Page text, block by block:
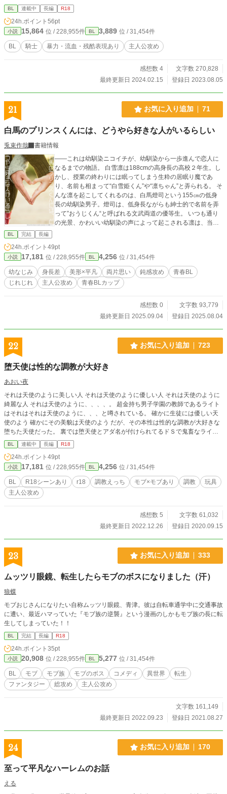
ん。時間があれば更新していこうと思います。 毎日更新ができればいいのです
が、なるべくがんばります。お見守りいただけたらうれしいです。
BL 連載中 長編 R18
24h.ポイント 56pt
小説 15,864 位 / 228,955件 BL 3,889 位 / 31,454件
BL 騎士 暴力・流血・残酷表現あり 主人公攻め
感想数 4
文字数 270,828
最終更新日 2024.02.15
登録日 2023.08.05
21 お気に入り追加 71
白馬のプリンスくんには、どうやら好きな人がいるらしい
兎束作哉
書籍情報
――これは幼馴染ニコイチが、幼馴染から一歩進んで恋人に
なるまでの物語。 白雪凛は188cmの高身長の高校２年生。し
かし、授業の終わりには眠ってしまう生粋の居眠り魔であ
り、名前も相まって“白雪姫くん”や“凛ちゃん”と弄られる。 そ
んな凛を起こしてくれるのは、白馬燈司という155㎝の低身
長の幼馴染男子。燈司は、低身長ながらも紳士的で名前を弄
って”おうじくん“と呼ばれる文武両道の優等生。 いつも通り
の光景、かわいい幼馴染の声によって起こされる凛は、当た
っているのは自分だと自負していた。 だが、ある日、いつも
のように授業終わりに起こされた凛は、燈司の言葉に耳を疑
うことになる。 「俺、恋人ができたんだ」 そう告白した燈司
に凛は唖然。 いつもの光景、秘密もないニコイチの関係、よ
く知っているはずの幼馴染に恋人が!? 動揺する凛に追い打
ら、デート練習の相手になってほしい」と頼み込んでき
BL 完結 長編
24h.ポイント 49pt
小説 17,181 位 / 228,955件 BL 4,256 位 / 31,454件
幼なじみ 身長差 美形×平凡 両片思い 鈍感攻め
青春BL
じれじれ
主人公攻め 青春BLカップ​
感想数 0
文字数 93,779
最終更新日 2025.09.04
登録日 2025.08.04
22 お気に入り追加 723
堕天使は性的な調教が大好き
あおい夜
それは天使のように美しい人 それは天使のように優しい人 それは天使のように
綺麗な人 それは天使のように、、、、。 超金持ち男子学園の教師であるライト
はそれはそれは天使のように、、、と噂されている。 確かに生徒には優しい天
使のよう 確かにその美貌は天使のよう だが、その本性は性的な調教が大好きな
堕ちた天使だった。 裏では堕天使とアダ名が付けられてるドＳで鬼畜なライト
は今日も気に入った男の生徒や出会った男の人を手段を選ばず調教する。 調教
した男は全て自分の奴隷(恋人)にして手元に置いておく。 そんな堕ちた天使を成
BL 連載中 長編 R18
24h.ポイント 49pt
小説 17,181 位 / 228,955件 BL 4,256 位 / 31,454件
BL R18シーンあり r18 調教えっち モブ×モブあり 調教
玩具
主人公攻め
感想数 5
文字数 61,032
最終更新日 2022.12.26
登録日 2020.09.15
23 お気に入り追加 333
ムッツリ眼鏡、転生したらモブのボスになりました（汗）
狼蝶
モブおじさんになりたい自称ムッツリ眼鏡、青津。彼は自転車通学中に交通事故
に遭い、最近ハマっていた『モブ族の逆襲』という漫画のしかもモブ族の長に転
生してしまっていた！！
BL 完結 長編 R18
24h.ポイント 35pt
小説 20,908 位 / 228,955件 BL 5,277 位 / 31,454件
BL モブ モブ族 モブのボス コメディ 異世界
転生
ファンタジー
総攻め 主人公攻め
文字数 161,149
最終更新日 2022.09.23
登録日 2021.08.27
24 お気に入り追加 170
至って平凡なハーレムのお話
える